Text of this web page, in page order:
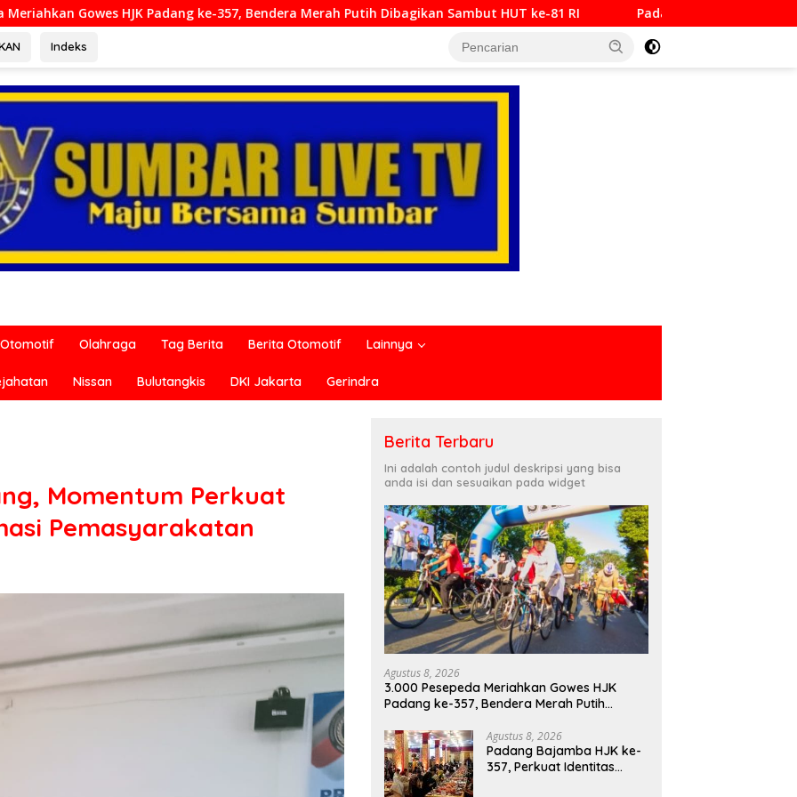
ke-357, Bendera Merah Putih Dibagikan Sambut HUT ke-81 RI Padang Bajamba HJK ke-357, Perkuat Identitas
Indeks
Otomotif Olahraga Tag Berita Berita Otomotif Lainnya
Nissan Bulutangkis DKI Jakarta Gerindra
Momentum Perkuat
Pemasyarakatan
Berita Terbaru
Ini adalah contoh judul deskripsi yang bisa
anda isi dan sesuaikan pada widget
Agustus 8, 2026
3.000 Pesepeda Meriahkan Gowes HJK
Padang ke-357, Bendera Merah Putih
Agustus 8, 2026
Padang Bajamba HJK ke-
357, Perkuat Identitas